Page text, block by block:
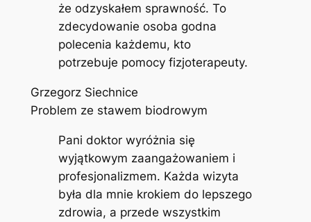
że odzyskałem sprawność. To
zdecydowanie osoba godna
polecenia każdemu, kto
potrzebuje pomocy fizjoterapeuty.
Grzegorz Siechnice
Problem ze stawem biodrowym
Pani doktor wyróżnia się
wyjątkowym zaangażowaniem i
profesjonalizmem. Każda wizyta
była dla mnie krokiem do lepszego
zdrowia, a przede wszystkim